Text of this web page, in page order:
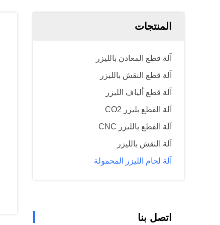
المنتجات
آلة قطع المعادن بالليزر
آلة قطع النقش بالليزر
آلة قطع ألياف الليزر
آلة القطع بليزر CO2
آلة القطع بالليزر CNC
آلة النقش بالليزر
آلة لحام الليزر المحمولة
اتصل بنا